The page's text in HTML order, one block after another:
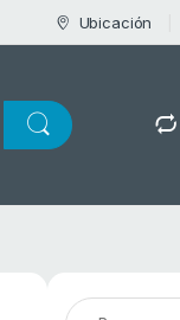
Ubicación
Buscar: